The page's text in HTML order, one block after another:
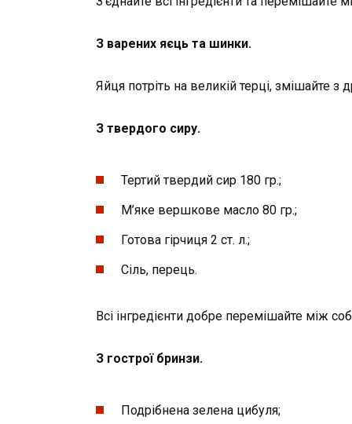
З варених яєць та шинки.
Яйця потріть на великій терці, змішайте
З твердого сиру.
Тертий твердий сир 180 гр.;
М’яке вершкове масло 80 гр.;
Готова гірчиця 2 ст. л.;
Сіль, перець.
Всі інгредієнти добре перемішайте між
З гострої бринзи.
Подрібнена зелена цибуля;